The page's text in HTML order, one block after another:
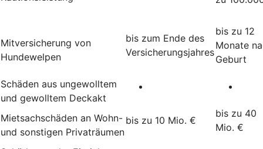
Mitversicherung von
Hundewelpen
bis zum Ende des
Versicherungsjahres
bis zu 12
Monate
Geburt
Schäden aus ungewolltem
und gewolltem Deckakt
Mietsachschäden an Wohn-
und sonstigen Privaträumen
bis zu 10 Mio. €
bis zu 40
Mio. €